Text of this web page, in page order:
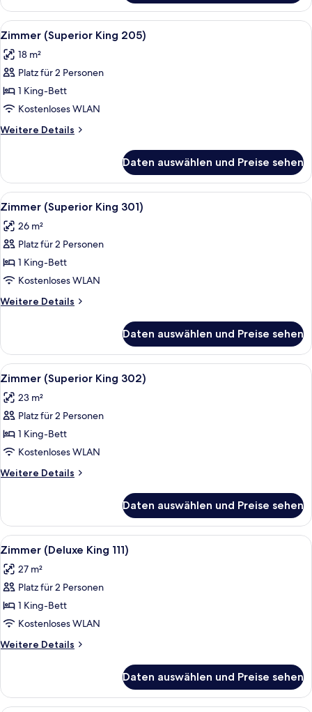
(Superior
King
105)
Alle
Fotos
für
Zimmer
(Superior
King
205)
anzeigen
Ein traditionell eingerichtetes
5
Zimmer (Superior King 205)
18 m²
Platz für 2 Personen
1 King-Bett
Kostenloses WLAN
Weitere Details
Weitere
(Superior
King
205)
Daten auswählen und Preise sehen
Alle
Fotos
für
Zimmer
(Superior
King
301)
anzeigen
Ein Schlafzimmer mit einem
4
Zimmer (Superior King 301)
26 m²
Platz für 2 Personen
1 King-Bett
Kostenloses WLAN
Weitere Details
Weitere
(Superior
King
301)
Daten auswählen und Preise sehen
Alle
Fotos
für
Zimmer
(Superior
King
302)
anzeigen
Ein Schlafzimmer mit einem
4
Zimmer (Superior King 302)
23 m²
Platz für 2 Personen
1 King-Bett
Kostenloses WLAN
Weitere Details
Weitere
(Superior
King
302)
Daten auswählen und Preise sehen
Alle
Fotos
für
Zimmer
(Deluxe
King
111)
anzeigen
Ein traditionell eingerichtetes
5
Zimmer (Deluxe King 111)
27 m²
Platz für 2 Personen
1 King-Bett
Kostenloses WLAN
Weitere Details
Weitere
(Deluxe
King
Daten auswählen und Preise sehen